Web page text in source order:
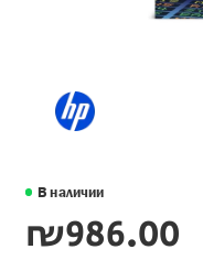
В наличии
₪986.00